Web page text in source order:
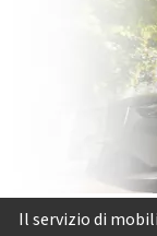
Il servizio di